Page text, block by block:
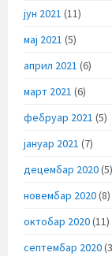
јун 2021 (11)
мај 2021 (5)
април 2021 (6)
март 2021 (6)
фебруар 2021 (5)
јануар 2021 (7)
децембар 2020(5)
новембар 2020(8)
октобар 2020(11)
септембар 2020